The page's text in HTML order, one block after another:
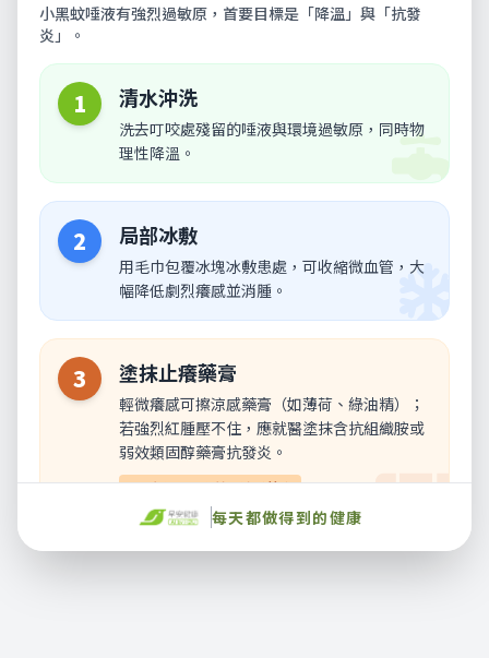
小黑蚊唾液有強烈過敏原，首要目標是「降溫」與「抗發
炎」。
1 清水沖洗
洗去叮咬處殘留的唾液與環境過敏原，同時物
理性降溫。
2 局部冰敷
用毛巾包覆冰塊冰敷患處，可收縮微血管，大
幅降低劇烈癢感並消腫。
3 塗抹止癢藥膏
輕微癢感可擦涼感藥膏（如薄荷、綠油精）；
若強烈紅腫壓不住，應就醫塗抹含抗組織胺或
弱效類固醇藥膏抗發炎。
※2歲以下幼兒禁用涼感藥膏
每天都做得到的健康